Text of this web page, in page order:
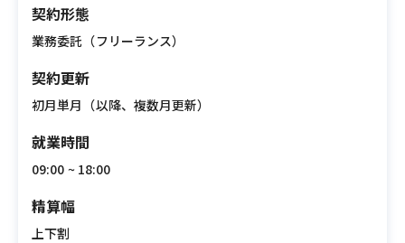
契約形態
業務委託（フリーランス）
契約更新
初月単月（以降、複数月更新）
就業時間
09:00 ~ 18:00
精算幅
上下割